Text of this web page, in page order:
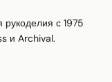
с 1975
и Archival.